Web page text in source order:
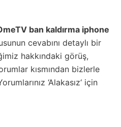
ban kaldırma iphone
cevabını detaylı bir
hakkındaki görüş,
kısmından bizlerle
‘Alakasız‘ için